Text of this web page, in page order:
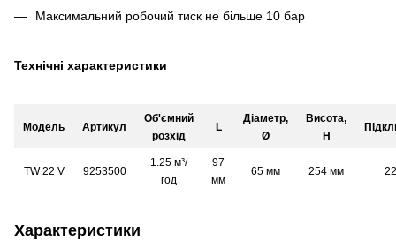
Максимальний робочий тиск не більше 10 бар
Технічні характеристики
Модель Артикул
Об'ємний
розхід
L
Діаметр,
Ø
Висота,
H
TW 22 V 9253500
1.25 м³/
год
97
мм
65 мм 254 мм
Характеристики